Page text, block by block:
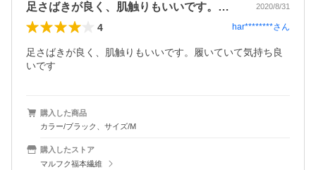
足さばきが良く、肌触りもいいです。履い… 2020/8/31
4 har********さん
足さばきが良く、肌触りもいいです。履いていて気持ち良
いです
購入した商品
カラー/ブラック、サイズ/M
購入したストア
マルフク福本繊維